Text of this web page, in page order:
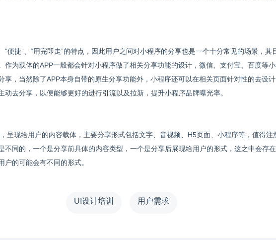
”便捷”、“用完即走”的特点，因此用户之间对小程序的分享也是一个十分常见的场景，其
作为载体的APP一般都会针对小程序做了相关分享功能的设计，微信、支付宝、百度等
享，当然除了APP本身自带的原生分享功能外，小程序还可以在相关页面针对性的去设
动去分享，以便能够更好的进行引流以及拉新，提升小程序品牌曝光率。
呈现给用户的内容载体，主要分享形式包括文字、音视频、H5页面、小程序等，值得注
不同的，一个是分享前具体的内容类型，一个是分享后展现给用户的形式，这之中会存
户的可能会有不同的形式。
UI设计培训 用户需求